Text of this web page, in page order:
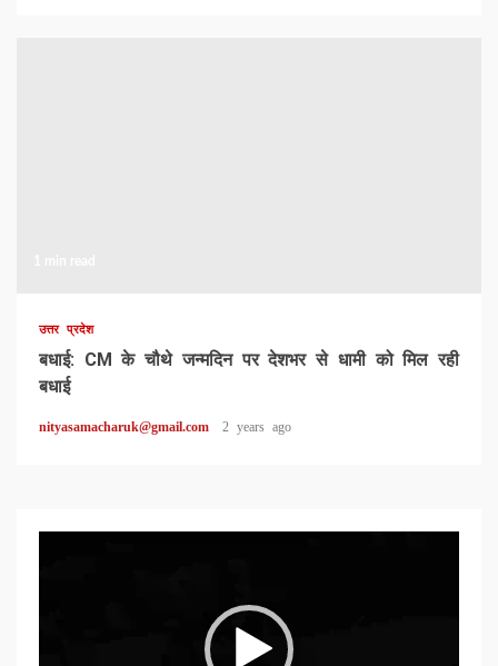
उत्तर प्रदेश
बधाई: CM के चौथे जन्मदिन पर देशभर से धामी को मिल रही
बधाई
nityasamacharuk@gmail.com 2 years ago